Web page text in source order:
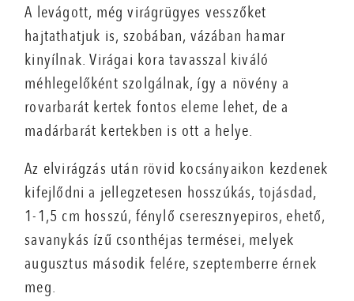
A levágott, még virágrügyes vesszőket
hajtathatjuk is, szobában, vázában hamar
kinyílnak. Virágai kora tavasszal kiváló
méhlegelőként szolgálnak, így a növény a
rovarbarát kertek fontos eleme lehet, de a
madárbarát kertekben is ott a helye.
Az elvirágzás után rövid kocsányaikon kezdenek
kifejlődni a jellegzetesen hosszúkás, tojásdad,
1-1,5 cm hosszú, fénylő cseresznyepiros, ehető,
savanykás ízű csonthéjas termései, melyek
augusztus második felére, szeptemberre érnek
meg.